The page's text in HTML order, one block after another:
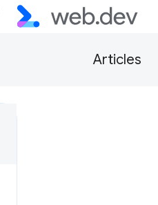
Articles